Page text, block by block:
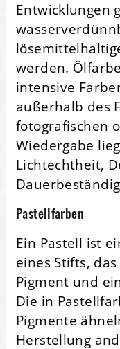
Entwicklungen
werden.
intensive
außerhalb des
fotografischen
Wiedergabe
Lichtechtheit,
Pastellfarben
Ein Pastell ist
eines Stifts,
Pigment und
Die in
Pigmente
Herstellung